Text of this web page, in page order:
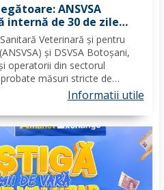
ANSVSA
de 30 de zile
Veterinară și pentru
și DSVSA Botoșani,
operatorii din sectorul
măsuri stricte de
României. Decizia nr. 1,
pentru Situații de...
Informatii utile